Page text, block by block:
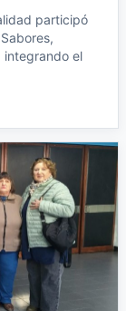
participó
integrando el